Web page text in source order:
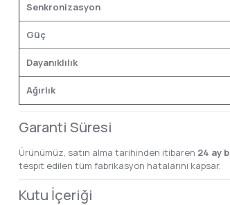
Senkronizasyon
Güç
Dayanıklılık
Ağırlık
Garanti Süresi
Ürünümüz, satın alma tarihinden itibaren 24 ay
tespit edilen tüm fabrikasyon hatalarını kapsar.
Kutu İçeriği